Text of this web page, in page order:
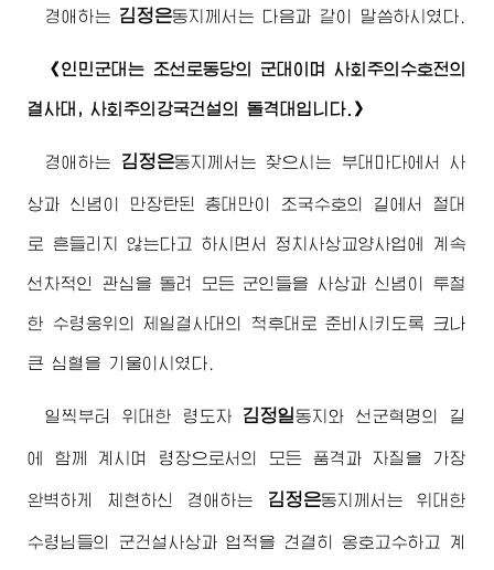
경애하는 김정은동지 께서는 다음과 같이 말씀하시였다.
《인민군대는 조선로동당의 군대이며 사회주의수호전의
결사대, 사회주의강국건설의 돌격대입니다.》
경애하는 김정은동지 께서는 찾으시는 부대마다에서 사
상과 신념이 만장탄된 총대만이 조국수호의 길에서 절대
로 흔들리지 않는다고 하시면서 정치사상교양사업에 계속
선차적인 관심을 돌려 모든 군인들을 사상과 신념이 투철
한 수령옹위의 제일결사대의 척후대로 준비시키도록 크나
큰 심혈을 기울이시였다.
일찍부터 위대한 령도자 김정일동지와 선군혁명의 길
에 함께 계시며 령장으로서의 모든 품격과 자질을 가장
완벽하게 체현하신 경애하는 김정은동지 께서는 위대한
수령님 들의 군건설사상과 업적을 견결히 옹호고수하고 계